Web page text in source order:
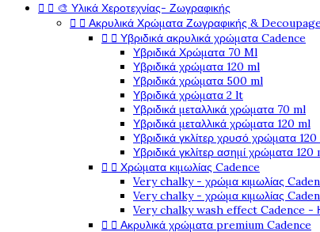
  🎨 Υλικά Χεροτεχνίας- Ζωγραφικής
  Ακρυλικά Χρώματα Ζωγραφικής &
  Υβριδικά ακρυλικά χρώματα Cadence
Υβριδικά Χρώματα 70 Ml
Υβριδικά χρώματα 120 ml
Υβριδικά χρώματα 500 ml
Υβριδικά χρώματα 2 lt
Υβριδικά μεταλλικά χρώματα 70 ml
Υβριδικά μεταλλικά χρώματα 120 ml
Υβριδικά γκλίτερ χρυσό χρώματα
Υβριδικά γκλίτερ ασημί χρώματα 120
  Χρώματα κιμωλίας Cadence
Very chalky - χρώμα κιμωλίας
Very chalky - χρώμα κιμωλίας
Very chalky wash effect Cadence -
  Ακρυλικά χρώματα premium Cadence